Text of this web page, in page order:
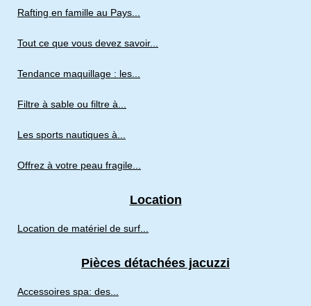
Rafting en famille au Pays...
Tout ce que vous devez savoir...
Tendance maquillage : les...
Filtre à sable ou filtre à...
Les sports nautiques à...
Offrez à votre peau fragile...
Location
Location de matériel de surf...
Pièces détachées jacuzzi
Accessoires spa: des...